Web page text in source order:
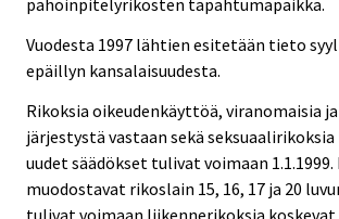
pahoinpitelyrikosten tapahtumapaikka.
Vuodesta 1997 lähtien esitetään tieto
epäillyn kansalaisuudesta.
Rikoksia oikeudenkäyttöä, viranomaisia
järjestystä vastaan sekä
uudet säädökset tulivat voimaan 1.1.1999.
muodostavat rikoslain 15, 16, 17 ja 20